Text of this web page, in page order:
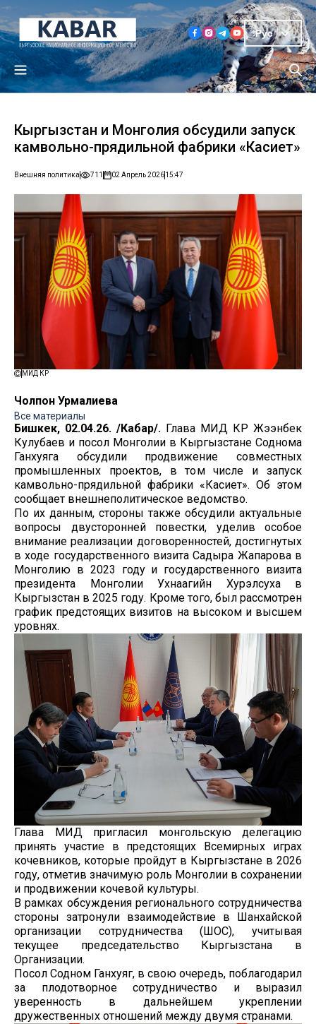
Рус
Кыргызстан и Монголия обсудили запуск
камвольно-прядильной фабрики «Касиет»
Внешняя политика 711 02 Апрель 202615:47
МИД КР
Чолпон Урмалиева
Все материалы
Бишкек, 02.04.26. /Кабар/. Глава МИД КР Жээнбек
Кулубаев и посол Монголии в Кыргызстане Соднома
Ганхуяга обсудили продвижение совместных
промышленных проектов, в том числе и запуск
камвольно-прядильной фабрики «Касиет». Об этом
сообщает внешнеполитическое ведомство.
По их данным, стороны также обсудили актуальные
вопросы двусторонней повестки, уделив особое
внимание реализации договоренностей, достигнутых
в ходе государственного визита Садыра Жапарова в
Монголию в 2023 году и государственного визита
президента Монголии Ухнаагийн Хурэлсуха в
Кыргызстан в 2025 году. Кроме того, был рассмотрен
график предстоящих визитов на высоком и высшем
уровнях.
Глава МИД пригласил монгольскую делегацию
принять участие в предстоящих Всемирных играх
кочевников, которые пройдут в Кыргызстане в 2026
году, отметив значимую роль Монголии в сохранении
и продвижении кочевой культуры.
В рамках обсуждения регионального сотрудничества
стороны затронули взаимодействие в Шанхайской
организации сотрудничества (ШОС), учитывая
текущее председательство Кыргызстана в
Организации.
Посол Содном Ганхуяг, в свою очередь, поблагодарил
за плодотворное сотрудничество и выразил
уверенность в дальнейшем укреплении
дружественных отношений между двумя странами.